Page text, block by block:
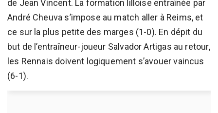
de Jean Vincent. La formation lilloise entraînée par
André Cheuva s’impose au match aller à Reims, et
ce sur la plus petite des marges (1-0). En dépit du
but de l’entraîneur-joueur Salvador Artigas au retour,
les Rennais doivent logiquement s’avouer vaincus
(6-1).